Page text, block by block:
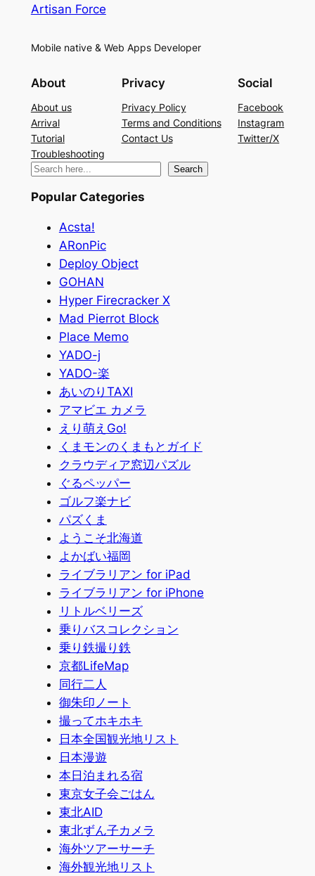
Artisan Force
Mobile native & Web Apps Developer
About
About us
Arrival
Tutorial
Troubleshooting
Privacy
Privacy Policy
Terms and Conditions
Contact Us
Social
Facebook
Instagram
Twitter/X
検
Search
Popular Categories
Acsta!
ARonPic
Deploy Object
GOHAN
Hyper Firecracker X
Mad Pierrot Block
Place Memo
YADO-j
YADO-楽
あいのりTAXI
アマビエ カメラ
えり萌えGo!
くまモンのくまもとガイド
クラウディア窓辺パズル
ぐるペッパー
ゴルフ楽ナビ
パズくま
ようこそ北海道
よかばい福岡
ライブラリアン for iPad
ライブラリアン for iPhone
リトルベリーズ
乗りバスコレクション
乗り鉄撮り鉄
京都LifeMap
同行二人
御朱印ノート
撮ってホキホキ
日本全国観光地リスト
日本漫遊
本日泊まれる宿
東京女子会ごはん
東北AID
東北ずん子カメラ
海外ツアーサーチ
海外観光地リスト